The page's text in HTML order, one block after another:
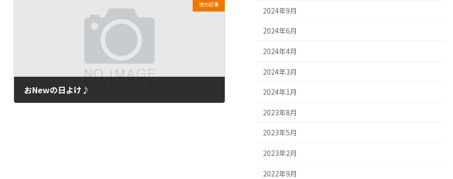
次の記事
おNewの日よけ♪
2024年9月
2024年6月
2024年4月
2024年3月
2024年1月
2023年8月
2023年5月
2023年2月
2022年9月